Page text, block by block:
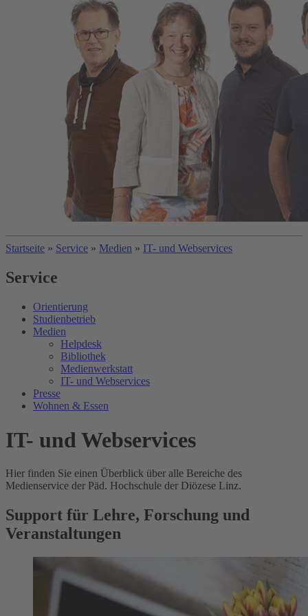
Startseite » Service » Medien » IT- und Webservices
Service
Orientierung
Studienbetrieb
Medien
Helpdesk
Bibliothek
Medienwerkstatt
IT- und Webservices
Presse
Wohnen & Essen
IT- und Webservices
Hier finden Sie einen Überblick über alle Bereiche des
Medienservice der Päd. Hochschule der Diözese Linz.
Support für Lehre, Forschung und
Veranstaltungen